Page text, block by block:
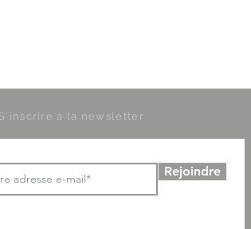
S'inscrire à la newsletter
Rejoindre